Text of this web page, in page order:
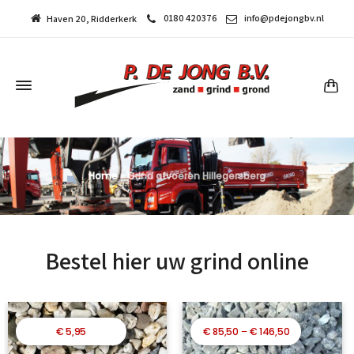
Haven 20, Ridderkerk 0180 420376 info@pdejongbv.nl
Home»Grind afvoeren Hillegersberg
Bestel hier uw grind online
€5,95 €85,50 –€146,50Prijsklasse:
€ 85,50